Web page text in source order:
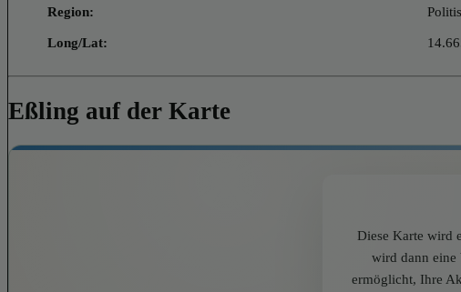
Region:
Long/Lat:
Eßling auf der Karte
Diese Karte wird
wird dann eine
ermöglicht, Ihre